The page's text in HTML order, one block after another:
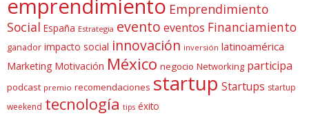
emprendimiento Emprendimiento
Social España Estrategia evento eventos Financiamiento
ganador impacto social innovación inversión latinoamérica
Marketing Motivación México negocio Networking participa
podcast premio recomendaciones startup Startups startup
weekend tecnología tips éxito